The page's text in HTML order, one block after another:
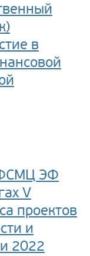
в
ЭФ
V
проектов
и
2022